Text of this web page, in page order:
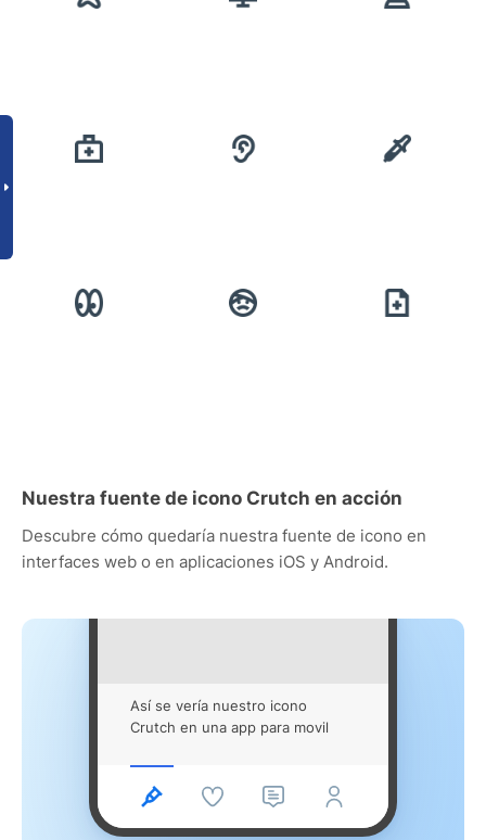
Nuestra fuente de icono Crutch en acción
Descubre cómo quedaría nuestra fuente de icono en
interfaces web o en aplicaciones iOS y Android.
Así se vería nuestro icono
Crutch en una app para movil